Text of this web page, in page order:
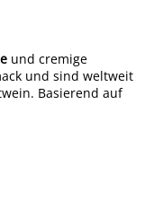
und cremige
und sind weltweit
Basierend auf